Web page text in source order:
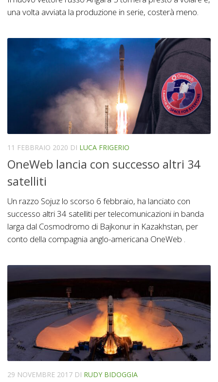
una volta avviata la produzione in serie, costerà meno.
11 FEBBRAIO 2020 DI LUCA FRIGERIO
OneWeb lancia con successo altri 34
satelliti
Un razzo Sojuz lo scorso 6 febbraio, ha lanciato con
successo altri 34 satelliti per telecomunicazioni in banda
larga dal Cosmodromo di Bajkonur in Kazakhstan, per
conto della compagnia anglo-americana OneWeb .
29 NOVEMBRE 2017 DI RUDY BIDOGGIA